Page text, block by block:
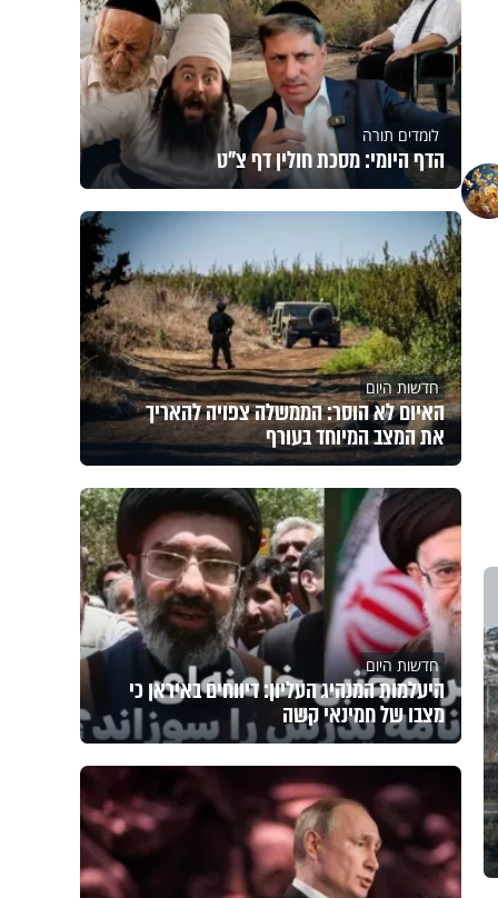
לומדים תורה
הדף היומי: מסכת חולין דף צ"ט
חדשות היום
האיום לא הוסר: הממשלה צפויה להאריך
את המצב המיוחד בעורף
חדשות היום
היעלמות המנהיג העליון: דיווחים באיראן כי
מצבו של חמינאי קשה